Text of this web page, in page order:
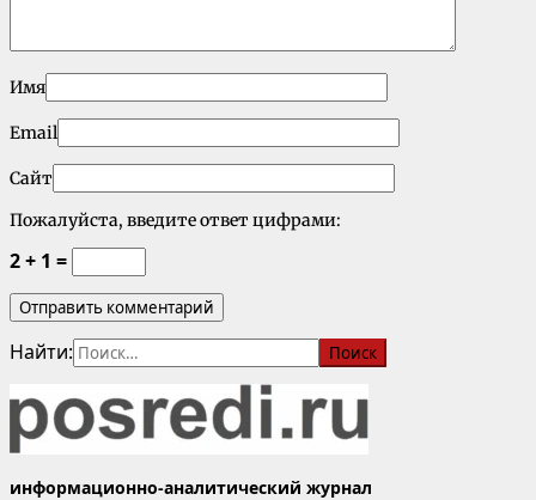
Имя
Email
Сайт
Пожалуйста, введите ответ цифрами:
2 + 1 =
Найти:
информационно-аналитический журнал